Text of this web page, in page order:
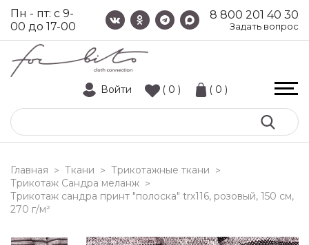
8 800 201 40 30
Задать вопрос
Пн - пт: с 9-
00 до 17-00
Войти ( 0 ) ( 0 )
Главная > Ткани > Трикотажные ткани >
Трикотаж Сандра меланж >
трикотаж сандра принт "полоска" trx116, розовый, 150 см,
270 г/м²